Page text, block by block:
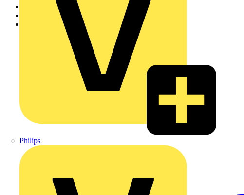
Philips
Nachrichten